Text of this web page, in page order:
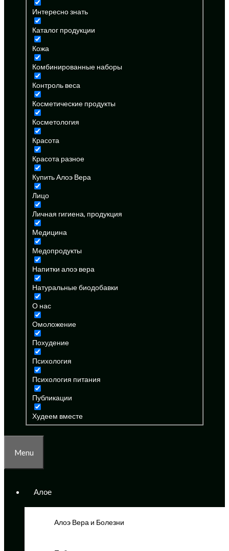
Интересно знать
Каталог продукции
Кожа
Комбинированные наборы
Контроль веса
Косметические продукты
Косметология
Красота
Красота разное
Купить Алоэ Вера
Лицо
Личная гигиена, продукция
Медицина
Медопродукты
Напитки алоэ вера
Натуральные биодобавки
О нас
Омоложение
Похудение
Психология
Психология питания
Публикации
Худеем вместе
Menu
Алое
Алоэ Вера и Болезни